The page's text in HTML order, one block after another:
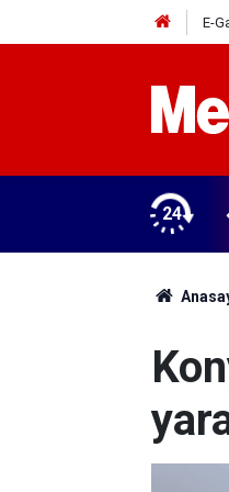
E-
24
Kampüsü'ne ziyaret